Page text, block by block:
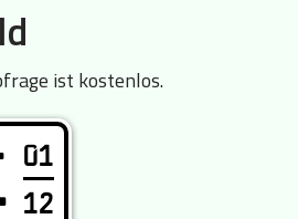
ist kostenlos.
01
12